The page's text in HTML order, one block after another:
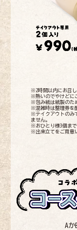
※2時間以内にお召し
※熱いのでやけどに
※包み紙は紙製のた
※混雑時は整理券を
※テイクアウトのみ
ません。
※おひとり様3個まで
※出来立てをご用意
A